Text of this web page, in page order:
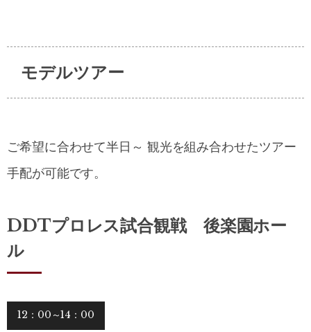
モデルツアー
ご希望に合わせて半日～ 観光を組み合わせたツアー
手配が可能です。
DDTプロレス試合観戦 後楽園ホー
ル
12：00～14：00